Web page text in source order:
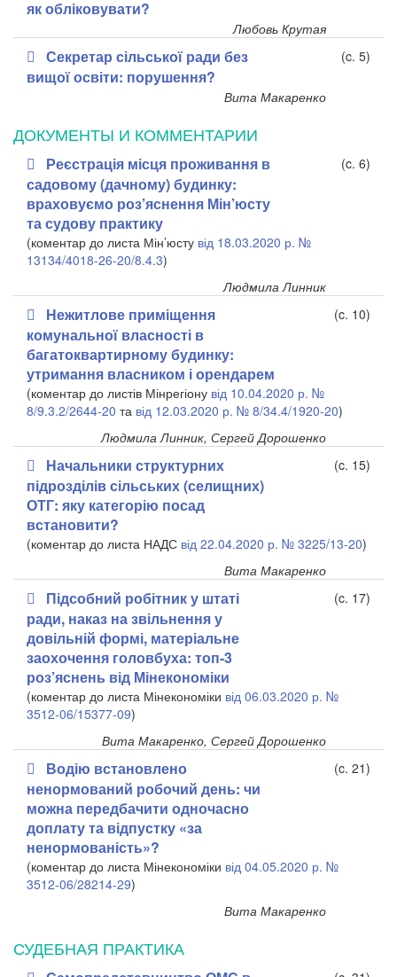
як обліковувати?
Любовь Крутая
Секретар сільської ради без
вищої освіти: порушення?
(c. 5)
Вита Макаренко
ДОКУМЕНТЫ И КОММЕНТАРИИ
Реєстрація місця проживання в
садовому (дачному) будинку:
враховуємо роз’яснення Мін’юсту
та судову практику
(c. 6)
(коментар до листа Мін’юсту від 18.03.2020 р. №
13134/4018-26-20/8.4.3)
Людмила Линник
Нежитлове приміщення
комунальної власності в
багатоквартирному будинку:
утримання власником і орендарем
(c. 10)
(коментар до листів Мінрегіону від 10.04.2020 р. №
8/9.3.2/2644-20 та від 12.03.2020 р. № 8/34.4/1920-20)
Людмила Линник, Сергей Дорошенко
Начальники структурних
підрозділів сільських (селищних)
ОТГ: яку категорію посад
встановити?
(c. 15)
(коментар до листа НАДС від 22.04.2020 р. № 3225/13-20)
Вита Макаренко
Підсобний робітник у штаті
ради, наказ на звільнення у
довільній формі, матеріальне
заохочення головбуха: топ-3
роз’яснень від Мінекономіки
(c. 17)
(коментар до листа Мінекономіки від 06.03.2020 р. №
3512-06/15377-09)
Вита Макаренко, Сергей Дорошенко
Водію встановлено
ненормований робочий день: чи
можна передбачити одночасно
доплату та відпустку «за
ненормованість»?
(c. 21)
(коментар до листа Мінекономіки від 04.05.2020 р. №
3512-06/28214-29)
Вита Макаренко
СУДЕБНАЯ ПРАКТИКА